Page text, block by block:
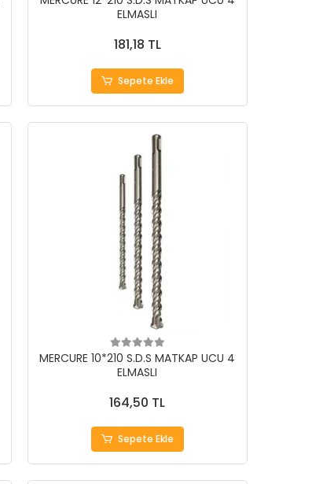
ELMASLI
181,18 TL
Sepete Ekle
MERCURE 10*210 S.D.S MATKAP UCU 4
ELMASLI
164,50 TL
Sepete Ekle